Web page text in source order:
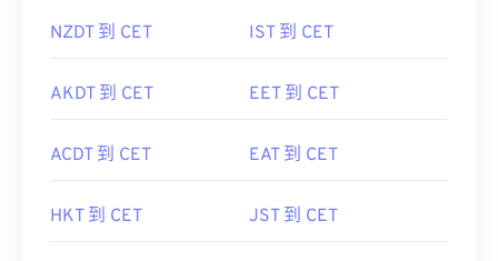
NZDT 到 CET IST 到 CET
AKDT 到 CET EET 到 CET
ACDT 到 CET EAT 到 CET
HKT 到 CET JST 到 CET